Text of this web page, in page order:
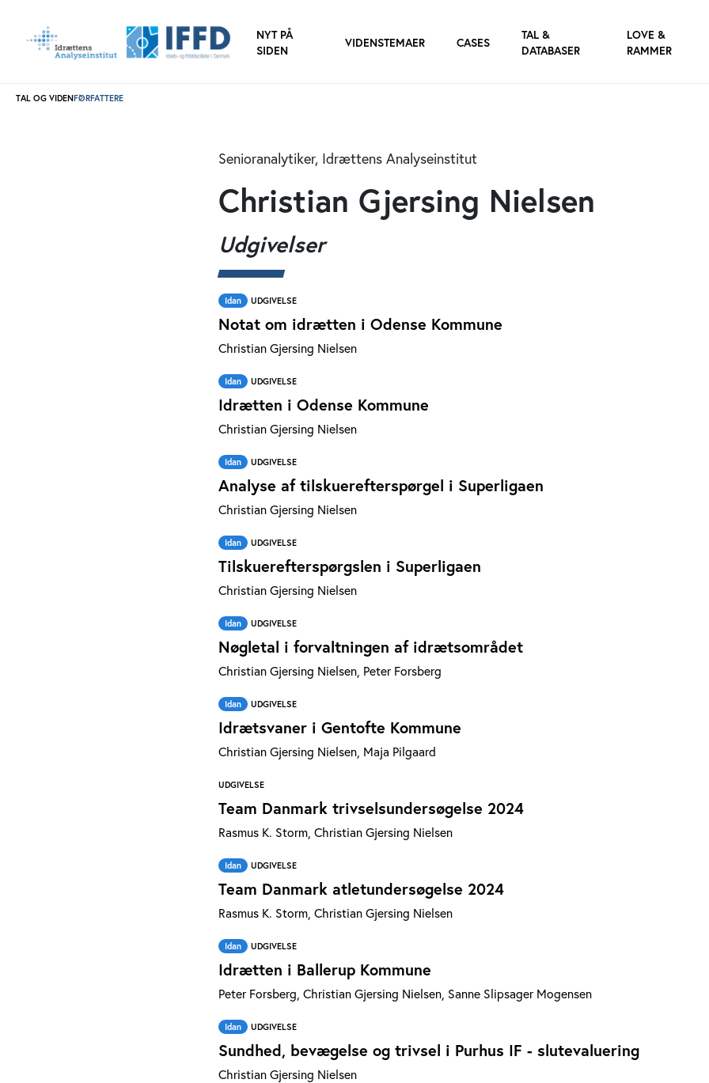
NYT PÅ
SIDEN
VIDENSTEMAER CASES
TAL &
DATABASER
LOVE &
RAMMER
TAL OG VIDENFORFATTERE
Senioranalytiker, Idrættens Analyseinstitut
Christian Gjersing Nielsen
Udgivelser
Idan UDGIVELSE
Notat om idrætten i Odense Kommune
Christian Gjersing Nielsen
Idan UDGIVELSE
Idrætten i Odense Kommune
Christian Gjersing Nielsen
Idan UDGIVELSE
Analyse af tilskuerefterspørgel i Superligaen
Christian Gjersing Nielsen
Idan UDGIVELSE
Tilskuerefterspørgslen i Superligaen
Christian Gjersing Nielsen
Idan UDGIVELSE
Nøgletal i forvaltningen af idrætsområdet
Christian Gjersing Nielsen, Peter Forsberg
Idan UDGIVELSE
Idrætsvaner i Gentofte Kommune
Christian Gjersing Nielsen, Maja Pilgaard
UDGIVELSE
Team Danmark trivselsundersøgelse 2024
Rasmus K. Storm, Christian Gjersing Nielsen
Idan UDGIVELSE
Team Danmark atletundersøgelse 2024
Rasmus K. Storm, Christian Gjersing Nielsen
Idan UDGIVELSE
Idrætten i Ballerup Kommune
Peter Forsberg, Christian Gjersing Nielsen, Sanne Slipsager Mogensen
Idan UDGIVELSE
Sundhed, bevægelse og trivsel i Purhus IF - slutevaluering
Christian Gjersing Nielsen